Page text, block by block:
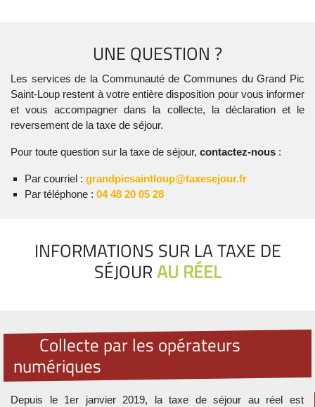
UNE QUESTION ?
Les services de la Communauté de Communes du Grand Pic
Saint-Loup restent à votre entière disposition pour vous informer
et vous accompagner dans la collecte, la déclaration et le
reversement de la taxe de séjour.
Pour toute question sur la taxe de séjour, contactez-nous :
Par courriel : grandpicsaintloup@taxesejour.fr
Par téléphone : 04 48 20 05 28
INFORMATIONS SUR LA TAXE DE
SÉJOURAU RÉEL
Collecte par les opérateurs
numériques
Depuis le 1er janvier 2019, la taxe de séjour au réel est